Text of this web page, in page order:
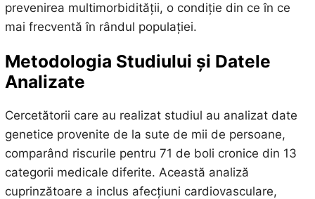
prevenirea multimorbidității, o condiție din ce în ce
mai frecventă în rândul populației.
Metodologia Studiului și Datele
Analizate
Cercetătorii care au realizat studiul au analizat date
genetice provenite de la sute de mii de persoane,
comparând riscurile pentru 71 de boli cronice din 13
categorii medicale diferite. Această analiză
cuprinzătoare a inclus afecțiuni cardiovasculare,